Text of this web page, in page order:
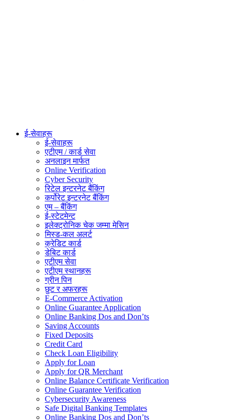
ई-सेवाहरू
ई-सेवाहरू
एटीएम / कार्ड सेवा
अनलाइन मार्फत
Online Verification
Cyber Security
रिटेल इन्टरनेट बैंकिंग
कर्पोरेट इन्टरनेट बैंकिंग
एम – बैंकिंग
ई-स्टेटमेन्ट
इलेक्ट्रोनिक चेक जम्मा मेसिन
मिस्ड-कल अलर्ट
क्रेडिट कार्ड
डेबिट कार्ड
एटीएम सेवा
एटीएम स्थानहरू
ग्रीन पिन
छुट र अफरहरू
E-Commerce Activation
Online Guarantee Application
Online Banking Dos and Don’ts
Saving Accounts
Fixed Deposits
Credit Card
Check Loan Eligibility
Apply for Loan
Apply for QR Merchant
Online Balance Certificate Verification
Online Guarantee Verification
Cybersecurity Awareness
Safe Digital Banking Templates
Online Banking Dos and Don’ts